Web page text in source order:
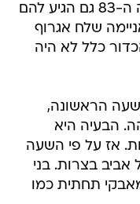
השער והיו קרובים לניצחון. בדקה ה-83 גם הגיע להם
שלח אגרוף
כלל לא היה
הראשונה,
הבעיה היא
כדורגל משחקים 90 דקות. אז על פי השעה
בצרות. בני
תחתית כמו